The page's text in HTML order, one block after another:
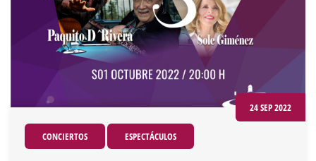
24 SEP 2022
CONCIERTOS ESPECTÁCULOS